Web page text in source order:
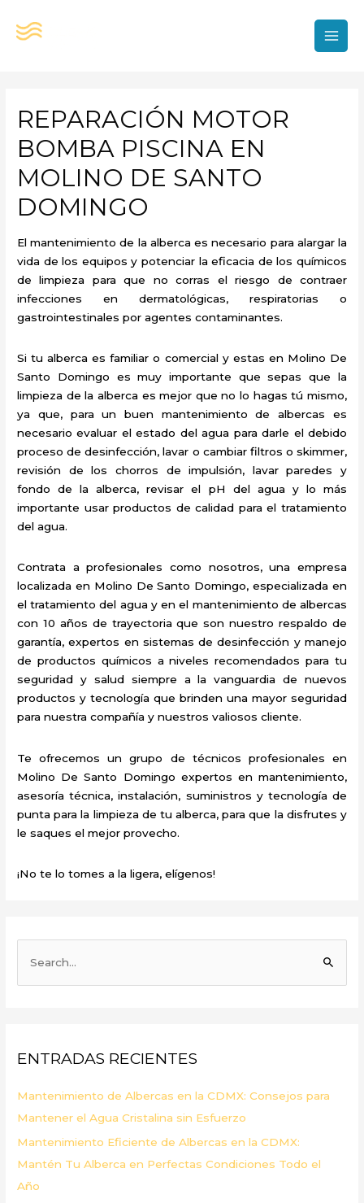
REPARACIÓN MOTOR
BOMBA PISCINA EN
MOLINO DE SANTO
DOMINGO
El mantenimiento de la alberca es necesario para alargar la
vida de los equipos y potenciar la eficacia de los químicos
de limpieza para que no corras el riesgo de contraer
infecciones en dermatológicas, respiratorias o
gastrointestinales por agentes contaminantes.
Si tu alberca es familiar o comercial y estas en Molino De
Santo Domingo es muy importante que sepas que la
limpieza de la alberca es mejor que no lo hagas tú mismo,
ya que, para un buen mantenimiento de albercas es
necesario evaluar el estado del agua para darle el debido
proceso de desinfección, lavar o cambiar filtros o skimmer,
revisión de los chorros de impulsión, lavar paredes y
fondo de la alberca, revisar el pH del agua y lo más
importante usar productos de calidad para el tratamiento
del agua.
Contrata a profesionales como nosotros, una empresa
localizada en Molino De Santo Domingo, especializada en
el tratamiento del agua y en el mantenimiento de albercas
con 10 años de trayectoria que son nuestro respaldo de
garantía, expertos en sistemas de desinfección y manejo
de productos químicos a niveles recomendados para tu
seguridad y salud siempre a la vanguardia de nuevos
productos y tecnología que brinden una mayor seguridad
para nuestra compañía y nuestros valiosos cliente.
Te ofrecemos un grupo de técnicos profesionales en
Molino De Santo Domingo expertos en mantenimiento,
asesoría técnica, instalación, suministros y tecnología de
punta para la limpieza de tu alberca, para que la disfrutes y
le saques el mejor provecho.
¡No te lo tomes a la ligera, elígenos!
r
o
r
:
ENTRADAS RECIENTES
Mantenimiento de Albercas en la CDMX: Consejos para
Mantener el Agua Cristalina sin Esfuerzo
Mantenimiento Eficiente de Albercas en la CDMX:
Mantén Tu Alberca en Perfectas Condiciones Todo el
Año